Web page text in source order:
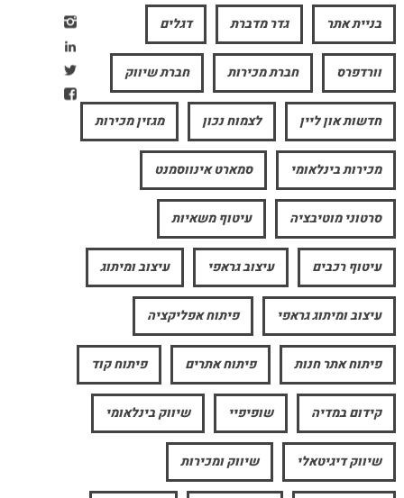
בניית אתר גדר מדברת דגלים
וורדפרס חברת מכירות חברת שיווק
חדשות און ליין לצמוח נכון מגזין מכירות
מכירות בינלאומי סמארט אינווסמנט
סרטוני מוטיבציה עיטוף משאיות
עיטוף רכבים עיצוב גראפי עיצוב ומיתוג
עיצוב ומיתוג גראפי פיתוח אפליקציה
פיתוח אתר חנות פיתוח אתרים פיתוח קוד
קידום במדיה שופיפיי שיווק בינלאומי
שיווק דיגיטאלי שיווק ומכירות